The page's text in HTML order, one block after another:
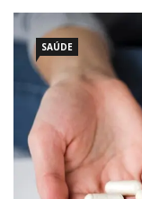
apontou que
proporcionaram alívio
SAÚDE